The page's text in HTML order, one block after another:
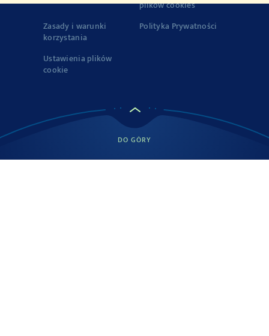
plików cookies
Zasady i warunki
korzystania
Polityka Prywatności
Ustawienia plików
cookie
DO GÓRY